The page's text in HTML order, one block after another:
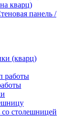
кварц)
панель /
(кварц)